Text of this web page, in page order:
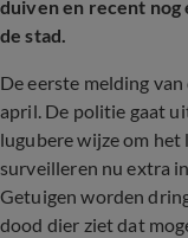
duiven en recent nog
de stad.
De eerste melding
april. De politie gaat
lugubere wijze om het
surveilleren nu extra
Getuigen worden
dood dier ziet dat